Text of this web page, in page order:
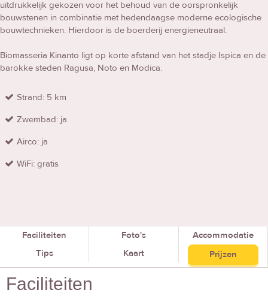
uitdrukkelijk gekozen voor het behoud van de oorspronkelijk
bouwstenen in combinatie met hedendaagse moderne ecologische
bouwtechnieken. Hierdoor is de boerderij energieneutraal.
Biomasseria Kinanto ligt op korte afstand van het stadje Ispica en de
barokke steden Ragusa, Noto en Modica.
Strand: 5 km
Zwembad: ja
Airco: ja
WiFi: gratis
Faciliteiten Foto's
Accommodatie
Tips
Kaart Prijzen
Faciliteiten